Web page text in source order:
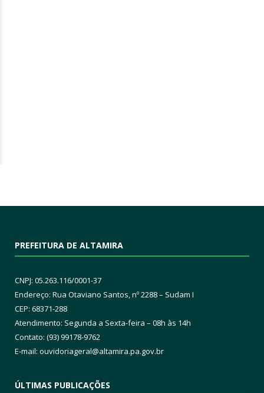
PREFEITURA DE ALTAMIRA
CNPJ: 05.263.116/0001-37
Endereço: Rua Otaviano Santos, nº 2288 – Sudam I
CEP: 68371-288
Atendimento: Segunda a Sexta-feira – 08h às 14h
Contato: (93) 99178-9762
E-mail: ouvidoriageral@altamira.pa.gov.br
ÚLTIMAS PUBLICAÇÕES